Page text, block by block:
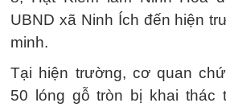
UBND xã Ninh Ích đến hiện
minh.
Tại hiện trường, cơ quan
50 lóng gỗ tròn bị khai thác